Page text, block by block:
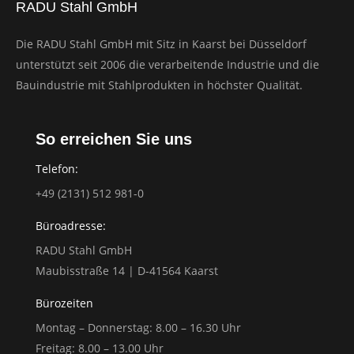
RADU Stahl GmbH
Die RADU Stahl GmbH mit Sitz in Kaarst bei Düsseldorf
unterstützt seit 2006 die verarbeitende Industrie und die
Bauindustrie mit Stahlprodukten in höchster Qualität.
So erreichen Sie uns
Telefon:
+49 (2131) 512 981-0
Büroadresse:
RADU Stahl GmbH
Maubisstraße 14 | D-41564 Kaarst
Bürozeiten
Montag – Donnerstag: 8.00 – 16.30 Uhr
Freitag: 8.00 – 13.00 Uhr